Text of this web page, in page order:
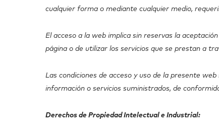
cualquier forma o mediante cualquier medio,
El acceso a la web implica sin reservas la
página o de utilizar los servicios que se prestan a
Las condiciones de acceso y uso de la presente
información o servicios suministrados, de
Derechos de Propiedad Intelectual e Industrial: